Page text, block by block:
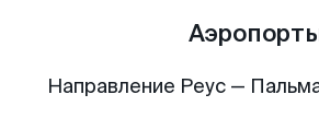
Направление Реус —